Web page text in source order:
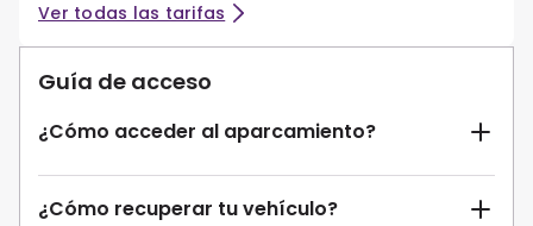
Ver todas las tarifas
Guía de acceso
¿Cómo acceder al aparcamiento?
¿Cómo recuperar tu vehículo?